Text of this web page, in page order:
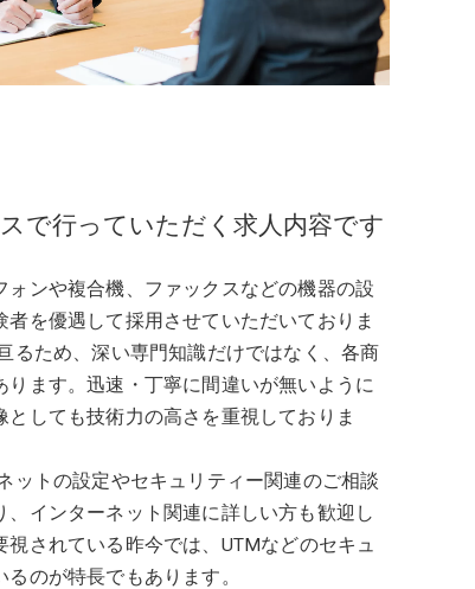
で行っていただく求人内容です
ンや複合機、ファックスなどの機器の設
を優遇して採用させていただいておりま
るため、深い専門知識だけではなく、各商
ます。迅速・丁寧に間違いが無いように
しても技術力の高さを重視しておりま
ットの設定やセキュリティー関連のご相談
インターネット関連に詳しい方も歓迎し
されている昨今では、UTMなどのセキュ
のが特長でもあります。